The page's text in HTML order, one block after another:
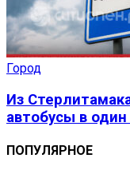
Город
Из
автобусы в
ПОПУЛЯРНОЕ